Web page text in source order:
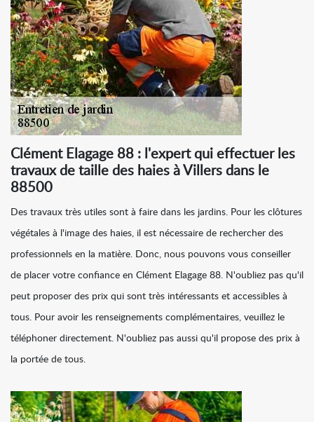
Clément Elagage 88 : l'expert qui effectuer les
travaux de taille des haies à Villers dans le
88500
Des travaux très utiles sont à faire dans les jardins. Pour les clôtures
végétales à l'image des haies, il est nécessaire de rechercher des
professionnels en la matière. Donc, nous pouvons vous conseiller
de placer votre confiance en Clément Elagage 88. N'oubliez pas qu'il
peut proposer des prix qui sont très intéressants et accessibles à
tous. Pour avoir les renseignements complémentaires, veuillez le
téléphoner directement. N'oubliez pas aussi qu'il propose des prix à
la portée de tous.